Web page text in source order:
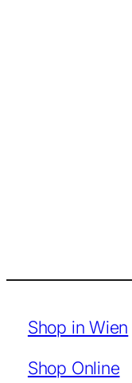
Shop in Wien
Shop Online